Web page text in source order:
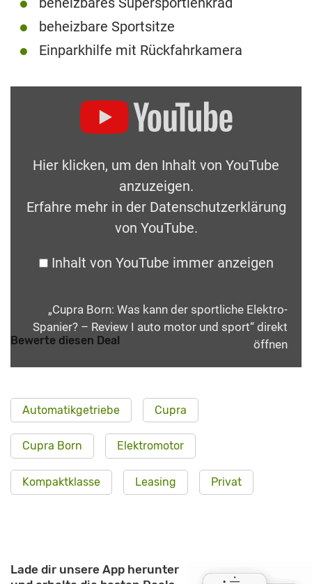
beheizbare Sportsitze
Einparkhilfe mit Rückfahrkamera
Hier klicken, um den Inhalt von YouTube
anzuzeigen.
Erfahre mehr in der Datenschutzerklärung
von YouTube.
Inhalt von YouTube immer anzeigen
„Cupra Born: Was kann der sportliche Elektro-
Spanier? – Review I auto motor und sport“ direkt
öffnen
Bewerte diesen Deal
Automatikgetriebe Cupra
Cupra Born Elektromotor
Kompaktklasse Leasing Privat
Lade dir unsere App herunter